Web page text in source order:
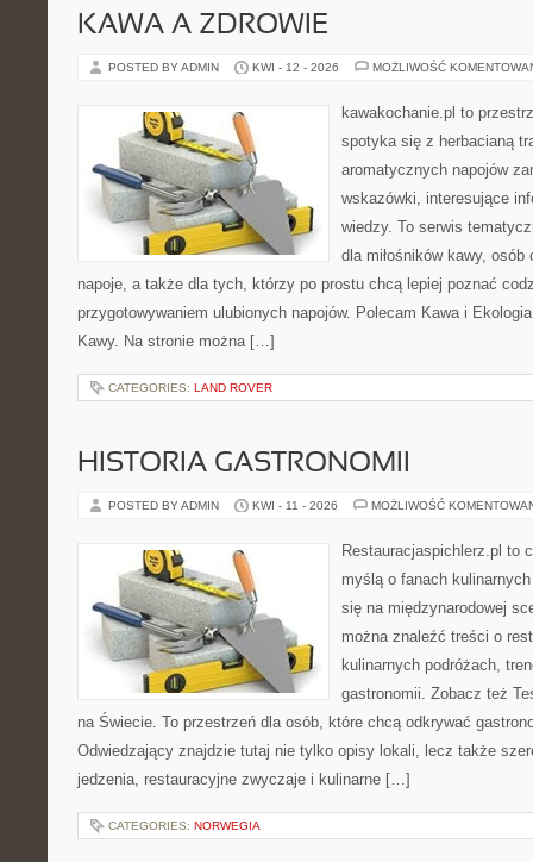
KAWA A ZDROWIE
POSTED BY ADMIN KWI - 12 - 2026 MOŻLIWOŚĆ
kawakochanie.pl to
spotyka się z herbacianą
aromatycznych napojów
wskazówki, interesujące
wiedzy. To serwis
dla miłośników kawy,
napoje, a także dla tych, którzy po prostu chcą lepiej poznać
przygotowywaniem ulubionych napojów. Polecam Kawa i
Kawy. Na stronie można […]
CATEGORIES: LAND ROVER
HISTORIA GASTRONOMII
POSTED BY ADMIN KWI - 11 - 2026 MOŻLIWOŚĆ
Restauracjaspichlerz.pl to
myślą o fanach
się na międzynarodowej
można znaleźć treści o
kulinarnych podróżach,
gastronomii. Zobacz też
na Świecie. To przestrzeń dla osób, które chcą odkrywać
Odwiedzający znajdzie tutaj nie tylko opisy lokali, lecz także
jedzenia, restauracyjne zwyczaje i kulinarne […]
CATEGORIES: NORWEGIA